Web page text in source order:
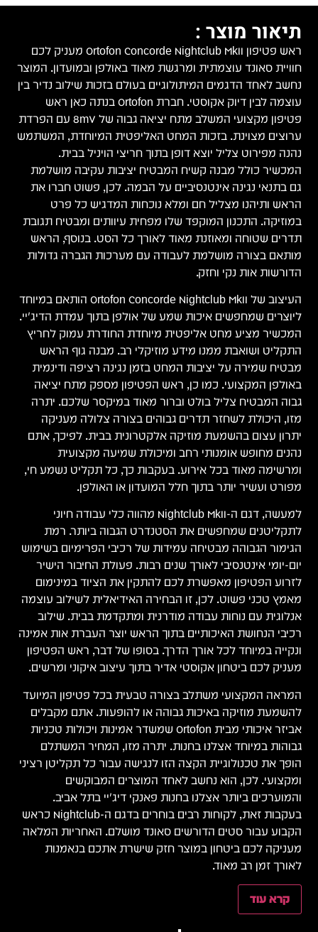
תיאור מוצר :
ראש פטיפון Ortofon Concorde Nightclub MkII מעניק לכם
חוויית סאונד עוצמתית ומרגשת מאוד באולפן ובמועדון. המוצר
נחשב לאחד הדגמים המיתולוגיים בעולם בזכות שילוב נדיר בין
עוצמה לבין דיוק אקוסטי. חברת Ortofon בנתה כאן ראש
פטיפון מקצועי המשלב מתח יציאה גבוה של 8mV עם הפרדת
ערוצים מצוינת. בזכות המחט האליפטית המיוחדת, המשתמש
נהנה מפירוט צליל יוצא דופן בתוך חריצי הויניל בבית.
המכשיר כולל מבנה קשיח המבטיח יציבות עקיבה מושלמת
גם בתנאי נגינה אינטנסיביים על הבמה. לכן, פשוט חברו את
הראש ותיהנו מצליל חם ומלא נוכחות המדגיש כל פרט
במוזיקה. התכנון המוקפד שלו מפחית עיוותים ומבטיח תגובת
תדרים שטוחה ומאוזנת מאוד לאורך כל הסט. בנוסף, הראש
מותאם בצורה מושלמת לעבודה עם מערכות הגברה גדולות
הדורשות אות נקי וחזק.
העיצוב של Ortofon Concorde Nightclub MkII הותאם במיוחד
ליוצרים שמחפשים איכות שמע של אולפן בתוך עמדת הדיג'יי.
המכשיר מציע מחט אליפטית מיוחדת החודרת עמוק לחריץ
התקליט ושואבת ממנו מידע מוזיקלי רב. מבנה גוף הראש
מבטיח שמירה על יציבות המחט בזמן נגינה רציפה ודינמית
באולפן המקצועי. כמו כן, ראש הפטיפון מספק מתח יציאה
גבוה המבטיח צליל בולט וברור מאוד במיקסר שלכם. יתרה
מזו, היכולת לשחזר תדרים גבוהים בצורה צלולה מעניקה
יתרון עצום בהשמעת מוזיקה אלקטרונית בבית. לפיכך, אתם
נהנים מחופש אומנותי רחב ומיכולת שמיעה מקצועית
ומרשימה מאוד בכל אירוע. בעקבות כך, כל תקליט נשמע חי,
מפורט ועשיר יותר בתוך חלל המועדון או האולפן.
למעשה, דגם ה-Nightclub MkII מהווה כלי עבודה חיוני
לתקליטנים שמחפשים את הסטנדרט הגבוה ביותר. רמת
הגימור הגבוהה מבטיחה עמידות של רכיבי הפרימיום בשימוש
יום-יומי אינטנסיבי לאורך שנים רבות. פעולת החיבור הישיר
לזרוע הפטיפון מאפשרת לכם להתקין את הציוד במינימום
מאמץ טכני פשוט. לכן, זו הבחירה האידיאלית לשילוב עוצמה
אנלוגית עם נוחות עבודה מודרנית ומתקדמת בבית. שילוב
רכיבי הנחושת האיכותיים בתוך הראש יוצר העברת אות אמינה
ונקייה במיוחד לכל אורך הדרך. בסופו של דבר, ראש הפטיפון
מעניק לכם ביטחון אקוסטי אדיר בתוך עיצוב איקוני ומרשים.
המראה המקצועי משתלב בצורה טבעית בכל פטיפון המיועד
להשמעת מוזיקה באיכות גבוהה או להופעות. אתם מקבלים
אביזר איכותי מבית Ortofon שמשדר אמינות ויכולות טכניות
גבוהות במיוחד אצלנו בחנות. יתרה מזו, המחיר המשתלם
הופך את טכנולוגיית הקצה הזו לנגישה עבור כל תקליטן רציני
ומקצועי. לכן, הוא נחשב לאחד המוצרים המבוקשים
והמוערכים ביותר אצלנו בחנות פאנקי דיג'יי בתל אביב.
בעקבות זאת, לקוחות רבים בוחרים בדגם ה-Nightclub כראש
הקבוע עבור סטים הדורשים סאונד מושלם. האחריות המלאה
מעניקה לכם ביטחון במוצר חזק שישרת אתכם בנאמנות
לאורך זמן רב מאוד.
קרא עוד